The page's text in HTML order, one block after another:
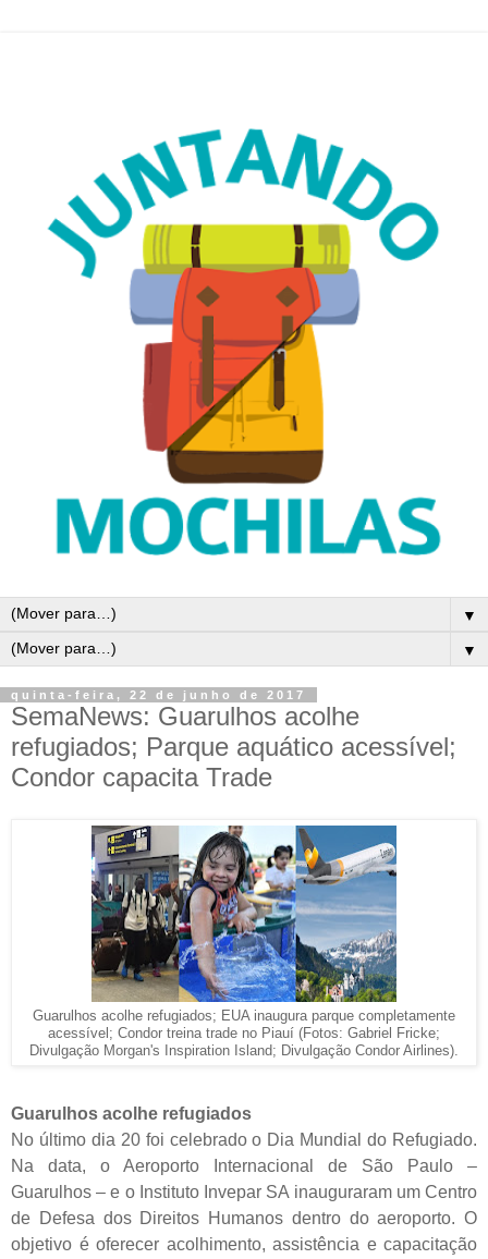
▼
▼
quinta-feira, 22 de junho de 2017
SemaNews: Guarulhos acolhe
refugiados; Parque aquático acessível;
Condor capacita Trade
Guarulhos acolhe refugiados; EUA inaugura parque completamente
acessível; Condor treina trade no Piauí (Fotos: Gabriel Fricke;
Divulgação Morgan's Inspiration Island; Divulgação Condor Airlines).
Guarulhos acolhe refugiados
No último dia 20 foi celebrado o Dia Mundial do Refugiado.
Na data, o Aeroporto Internacional de São Paulo –
Guarulhos – e o Instituto Invepar SA inauguraram um Centro
de Defesa dos Direitos Humanos dentro do aeroporto. O
objetivo é oferecer acolhimento, assistência e capacitação